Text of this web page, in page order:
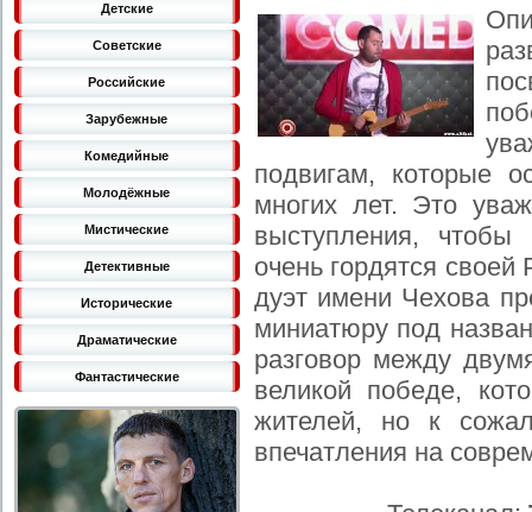
Детские
Советские
Российские
Зарубежные
Комедийные
Молодёжные
Мистические
Детективные
Исторические
Драматические
Фантастические
подвигам, которые
многих лет. Это
выступления,
очень гордятся
дуэт имени Чехова
миниатюру под
разговор между
великой победе,
жителей, но к
впечатления на